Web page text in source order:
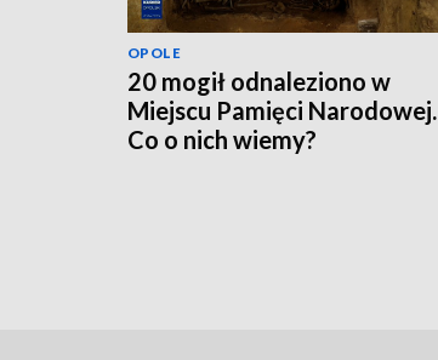
OPOLE
20 mogił odnaleziono w
Miejscu Pamięci Narodowej.
Co o nich wiemy?